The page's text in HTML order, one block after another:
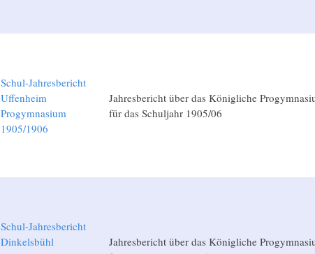
Schul-Jahresbericht
Uffenheim
Progymnasium
1905/1906
Jahresbericht über das Königliche
für das Schuljahr 1905/06
Schul-Jahresbericht
Dinkelsbühl
Jahresbericht über das Königliche